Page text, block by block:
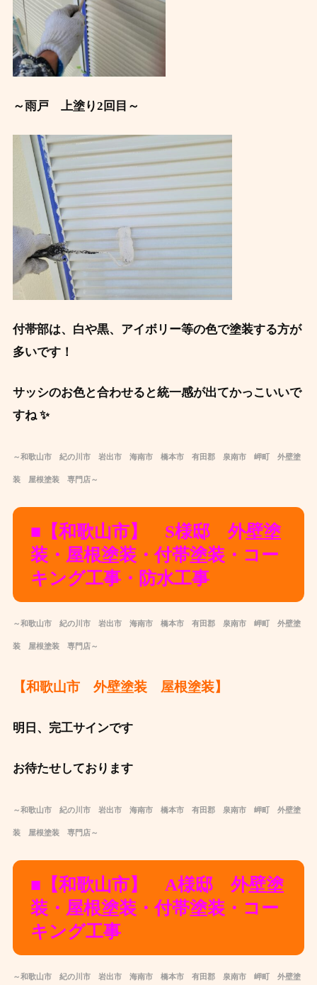
～雨戸 上塗り2回目～
付帯部は、白や黒、アイボリー等の色で塗装する方が
多いです！
サッシのお色と合わせると統一感が出てかっこいいで
すね ✨
～和歌山市 紀の川市 岩出市 海南市 橋本市 有田郡 泉南市 岬町 外壁塗
装 屋根塗装 専門店～
■【和歌山市】 S様邸 外壁塗
装・屋根塗装・付帯塗装・コー
キング工事・防水工事
～和歌山市 紀の川市 岩出市 海南市 橋本市 有田郡 泉南市 岬町 外壁塗
装 屋根塗装 専門店～
【和歌山市 外壁塗装 屋根塗装】
明日、完工サインです
お待たせしております
～和歌山市 紀の川市 岩出市 海南市 橋本市 有田郡 泉南市 岬町 外壁塗
装 屋根塗装 専門店～
■【和歌山市】 A様邸 外壁塗
装・屋根塗装・付帯塗装・コー
キング工事
～和歌山市 紀の川市 岩出市 海南市 橋本市 有田郡 泉南市 岬町 外壁塗